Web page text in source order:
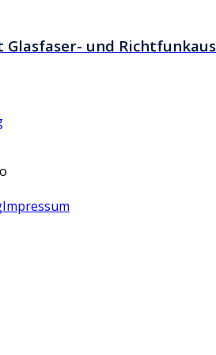
und
Impressum